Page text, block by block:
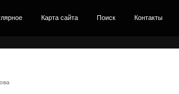
Карта сайта Поиск Контакты